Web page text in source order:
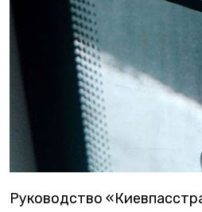
Руководство